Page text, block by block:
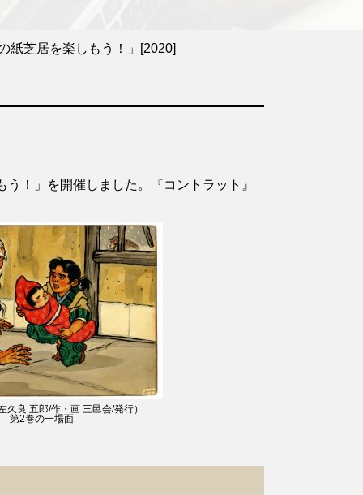
芝居を楽しもう！」[2020]
！」を開催しました。『コントラット』
久良 五郎/作・画 三邑会/発行）
第2巻の一場面